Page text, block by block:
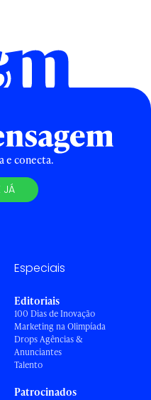
e conecta.
JÁ
Especiais
Editoriais
100 Dias de Inovação
Marketing na Olimpíada
Drops Agências &
Anunciantes
Talento
Patrocinados